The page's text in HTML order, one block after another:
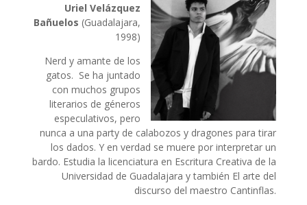
Uriel Velázquez
Bañuelos (Guadalajara,
1998)
Nerd y amante de los
gatos. Se ha juntado
con muchos grupos
literarios de géneros
especulativos, pero
nunca a una party de calabozos y dragones para tirar
los dados. Y en verdad se muere por interpretar un
bardo. Estudia la licenciatura en Escritura Creativa de la
Universidad de Guadalajara y también El arte del
discurso del maestro Cantinflas.